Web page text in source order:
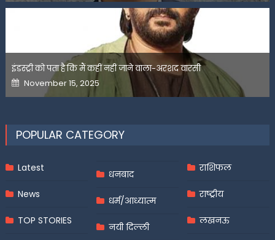
इंडस्ट्री को पता है कि मैं कहीं नहीं जाने वाला-अरशद वारसी
Posted
on
November 15, 2025
POPULAR CATEGORY
Latest
News
TOP STORIES
धनबाद
धर्म/आध्यात्म
नयी दिल्ली
राशिफल
राष्ट्रीय
लखनऊ